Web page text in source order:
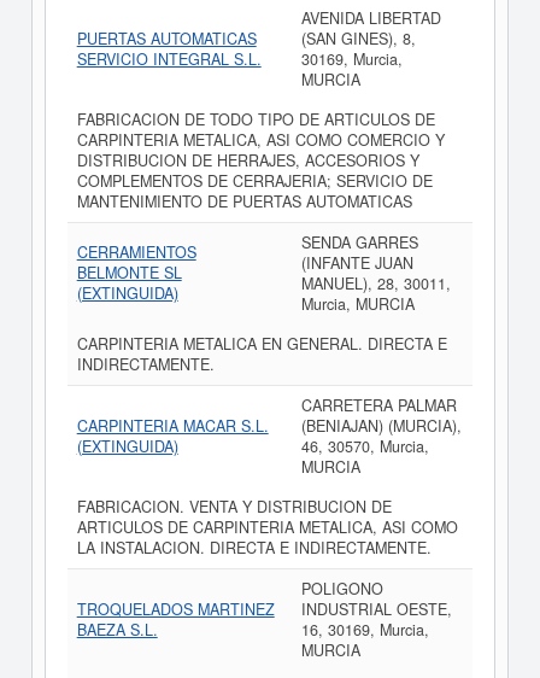
PUERTAS AUTOMATICAS
SERVICIO INTEGRAL S.L.
AVENIDA LIBERTAD
(SAN GINES), 8,
30169, Murcia,
MURCIA
FABRICACION DE TODO TIPO DE ARTICULOS DE
CARPINTERIA METALICA, ASI COMO COMERCIO Y
DISTRIBUCION DE HERRAJES, ACCESORIOS Y
COMPLEMENTOS DE CERRAJERIA; SERVICIO DE
MANTENIMIENTO DE PUERTAS AUTOMATICAS
CERRAMIENTOS
BELMONTE SL
(EXTINGUIDA)
SENDA GARRES
(INFANTE JUAN
MANUEL), 28, 30011,
Murcia, MURCIA
CARPINTERIA METALICA EN GENERAL. DIRECTA E
INDIRECTAMENTE.
CARPINTERIA MACAR S.L.
(EXTINGUIDA)
CARRETERA PALMAR
(BENIAJAN) (MURCIA),
46, 30570, Murcia,
MURCIA
FABRICACION. VENTA Y DISTRIBUCION DE
ARTICULOS DE CARPINTERIA METALICA, ASI COMO
LA INSTALACION. DIRECTA E INDIRECTAMENTE.
TROQUELADOS MARTINEZ
BAEZA S.L.
POLIGONO
INDUSTRIAL OESTE,
16, 30169, Murcia,
MURCIA